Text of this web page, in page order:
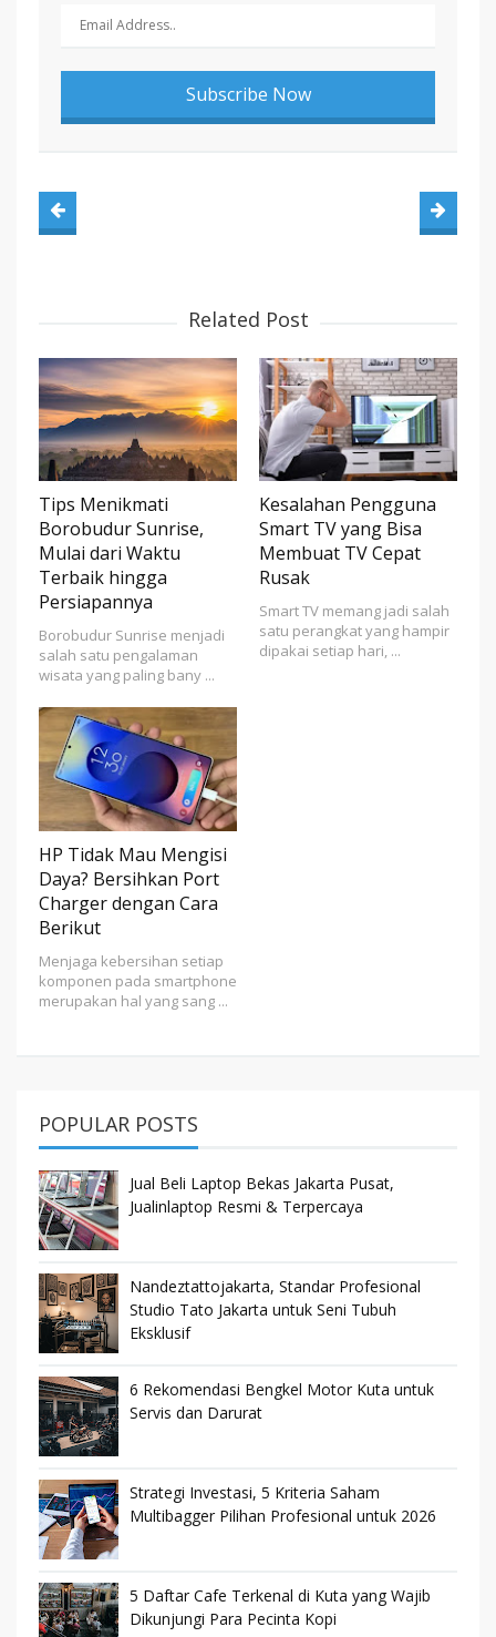
Related Post
Tips Menikmati
Borobudur Sunrise,
Mulai dari Waktu
Terbaik hingga
Persiapannya
Borobudur Sunrise menjadi
salah satu pengalaman
wisata yang paling bany ...
Kesalahan Pengguna
Smart TV yang Bisa
Membuat TV Cepat
Rusak
Smart TV memang jadi salah
satu perangkat yang hampir
dipakai setiap hari, ...
HP Tidak Mau Mengisi
Daya? Bersihkan Port
Charger dengan Cara
Berikut
Menjaga kebersihan setiap
komponen pada smartphone
merupakan hal yang sang ...
POPULAR POSTS
Jual Beli Laptop Bekas Jakarta Pusat,
Jualinlaptop Resmi & Terpercaya
Nandeztattojakarta, Standar Profesional
Studio Tato Jakarta untuk Seni Tubuh
Eksklusif
6 Rekomendasi Bengkel Motor Kuta untuk
Servis dan Darurat
Strategi Investasi, 5 Kriteria Saham
Multibagger Pilihan Profesional untuk 2026
5 Daftar Cafe Terkenal di Kuta yang Wajib
Dikunjungi Para Pecinta Kopi